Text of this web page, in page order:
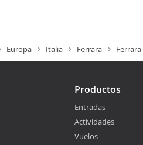
Europa Italia Ferrara Ferrara
Productos
Entradas
Actividades
Vuelos